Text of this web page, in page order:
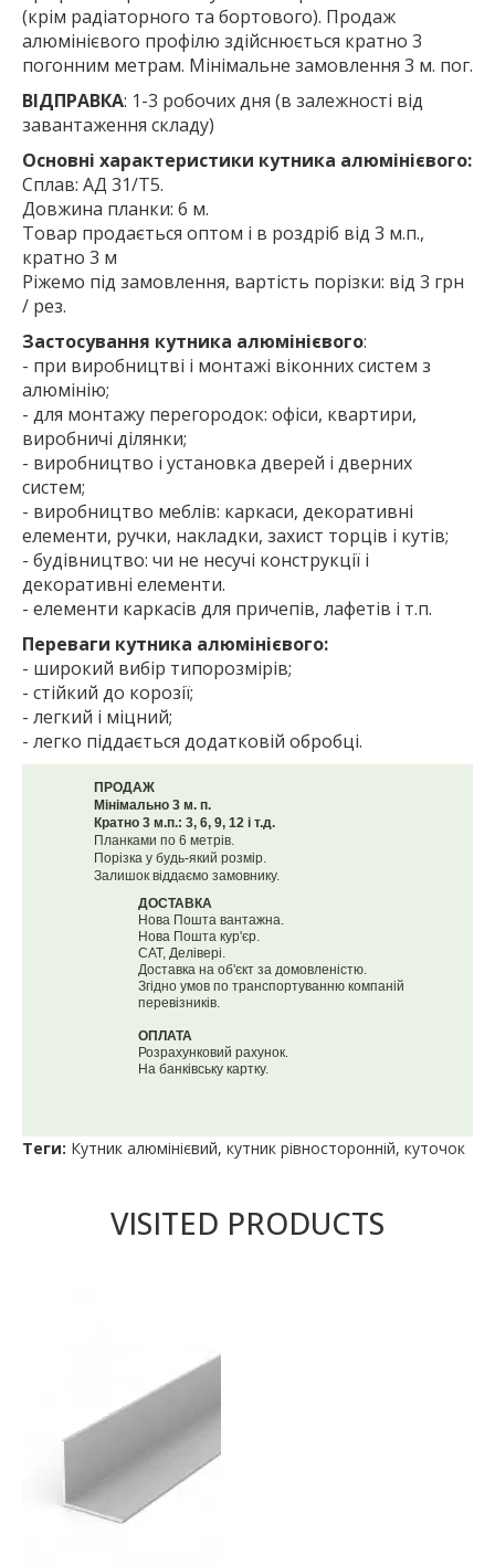
(крім радіаторного та бортового). Продаж
алюмінієвого профілю здійснюється кратно 3
погонним метрам. Мінімальне замовлення 3 м. пог.
ВІДПРАВКА: 1-3 робочих дня (в залежності від
завантаження складу)
Основні характеристики кутника алюмінієвого:
Сплав: АД 31/Т5.
Довжина планки: 6 м.
Товар продається оптом і в роздріб від 3 м.п.,
кратно 3 м
Ріжемо під замовлення, вартість порізки: від 3 грн
/ рез.
Застосування кутника алюмінієвого:
- при виробництві і монтажі віконних систем з
алюмінію;
- для монтажу перегородок: офіси, квартири,
виробничі ділянки;
- виробництво і установка дверей і дверних
систем;
- виробництво меблів: каркаси, декоративні
елементи, ручки, накладки, захист торців і кутів;
- будівництво: чи не несучі конструкції і
декоративні елементи.
- елементи каркасів для причепів, лафетів і т.п.
Переваги кутника алюмінієвого:
- широкий вибір типорозмірів;
- стійкий до корозії;
- легкий і міцний;
- легко піддається додатковій обробці.
ПРОДАЖ
Мінімально 3 м. п.
Кратно 3 м.п.: 3, 6, 9, 12 і т.д.
Планками по 6 метрів.
Порізка у будь-який розмір.
Залишок віддаємо замовнику.
ДОСТАВКА
Нова Пошта вантажна.
Нова Пошта кур'єр.
САТ, Делівері.
Доставка на об'єкт за домовленістю.
Згідно умов по транспортуванню компаній
перевізників.
ОПЛАТА
Розрахунковий рахунок.
На банківську картку.
Теги: Кутник алюмінієвий, кутник рівносторонній, куточок
VISITED PRODUCTS